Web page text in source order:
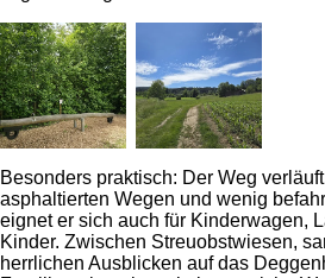
Besonders praktisch: Der Weg
asphaltierten Wegen und wenig
eignet er sich auch für Kinderwagen,
Kinder. Zwischen Streuobstwiesen,
herrlichen Ausblicken auf das